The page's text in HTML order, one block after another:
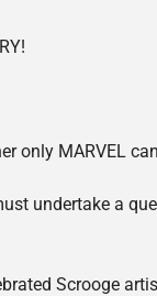
only MARVEL
undertake a
Scrooge